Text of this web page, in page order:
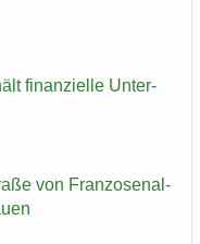
fi­nan­zi­el­le Un­ter­
von Fran­zo­sen­al­